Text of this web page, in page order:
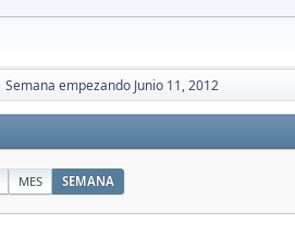
Semana empezando Junio 11, 2012
MES SEMANA